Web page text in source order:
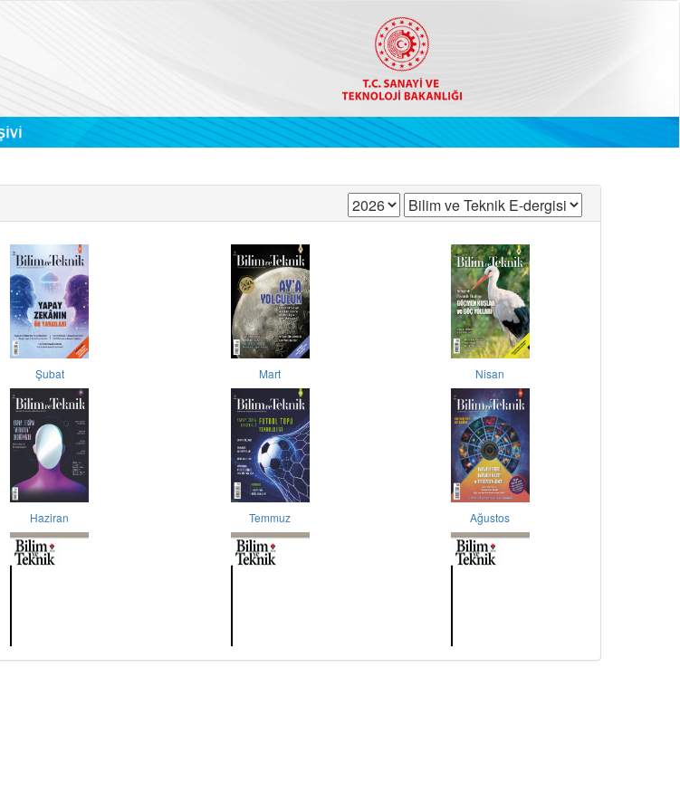
Şubat Mart Nisan
Haziran Temmuz Ağustos